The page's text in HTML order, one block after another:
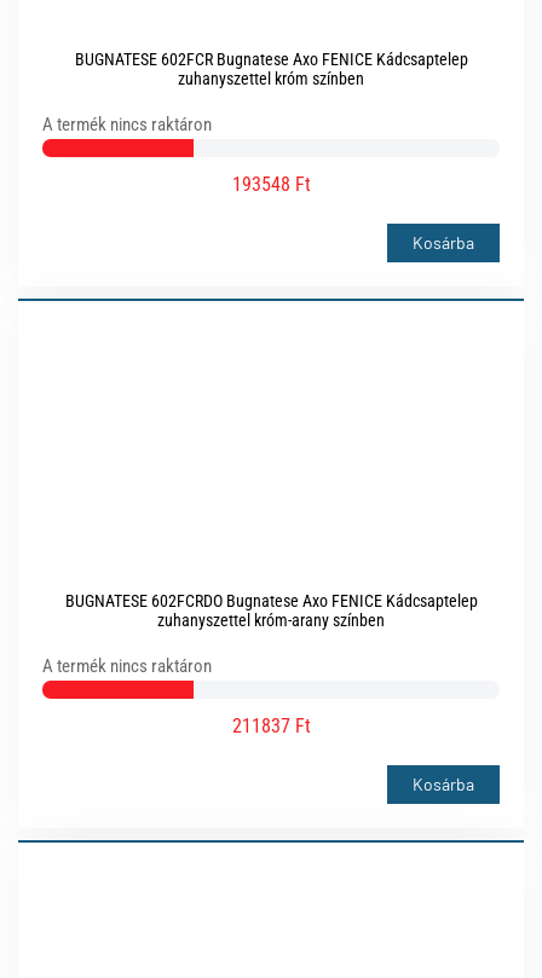
BUGNATESE 602FCR Bugnatese Axo FENICE Kádcsaptelep
zuhanyszettel króm színben
A termék nincs raktáron
193548 Ft
Kosárba
BUGNATESE 602FCRDO Bugnatese Axo FENICE Kádcsaptelep
zuhanyszettel króm-arany színben
A termék nincs raktáron
211837 Ft
Kosárba